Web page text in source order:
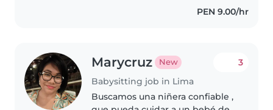
PEN 9.00/hr
Marycruz New
Babysitting job in Lima
3
Buscamos una niñera confiable ,